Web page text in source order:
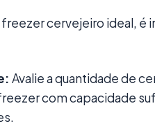
freezer cervejeiro ideal,
Avalie a quantidade de
com capacidade